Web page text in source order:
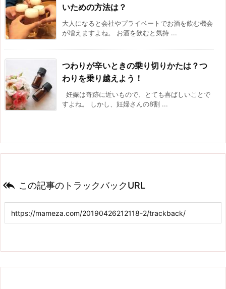
いための方法は？
大人になると会社やプライベートでお酒を飲む機会
が増えますよね。 お酒を飲むと気持 ...
つわりが辛いときの乗り切りかたは？つ
わりを乗り越えよう！
妊娠は奇跡に近いもので、とても喜ばしいことで
すよね。 しかし、妊婦さんの8割 ...
 この記事のトラックバックURL